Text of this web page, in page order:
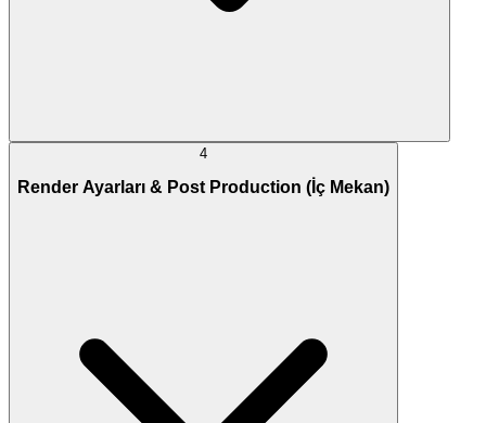
4
Render Ayarları & Post Production (İç Mekan)